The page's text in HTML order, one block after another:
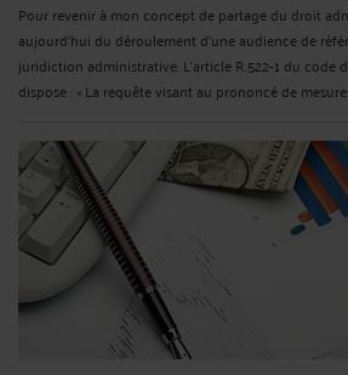
Pour revenir à mon concept de partage du droit
aujourd’hui du déroulement d'une audience de
juridiction administrative. L’article R.522-1 du code
dispose : « La requête visant au prononcé de